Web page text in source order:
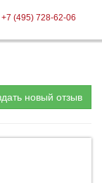
+7 (495) 728-62-06
новый отзыв